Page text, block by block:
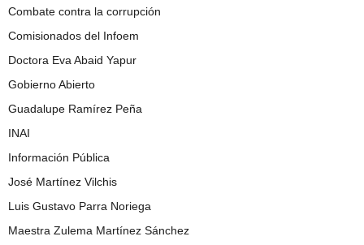
Combate contra la corrupción
Comisionados del Infoem
Doctora Eva Abaid Yapur
Gobierno Abierto
Guadalupe Ramírez Peña
INAI
Información Pública
José Martínez Vilchis
Luis Gustavo Parra Noriega
Maestra Zulema Martínez Sánchez